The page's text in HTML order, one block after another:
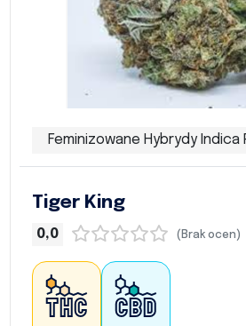
Feminizowane Hybrydy Indica
Tiger King
0,0 (Brak ocen)